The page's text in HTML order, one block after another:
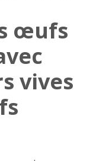
œufs
vives